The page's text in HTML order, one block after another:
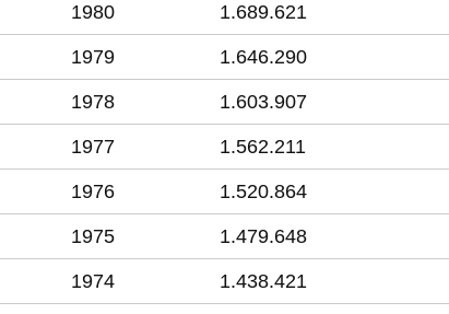
1980 1.689.621
1979 1.646.290
1978 1.603.907
1977 1.562.211
1976 1.520.864
1975 1.479.648
1974 1.438.421